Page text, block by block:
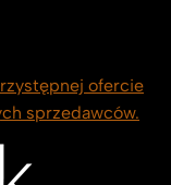
ofercie
sprzedawców.